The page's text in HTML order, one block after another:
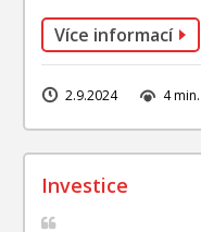
Více informací
2.9.2024 4 min.